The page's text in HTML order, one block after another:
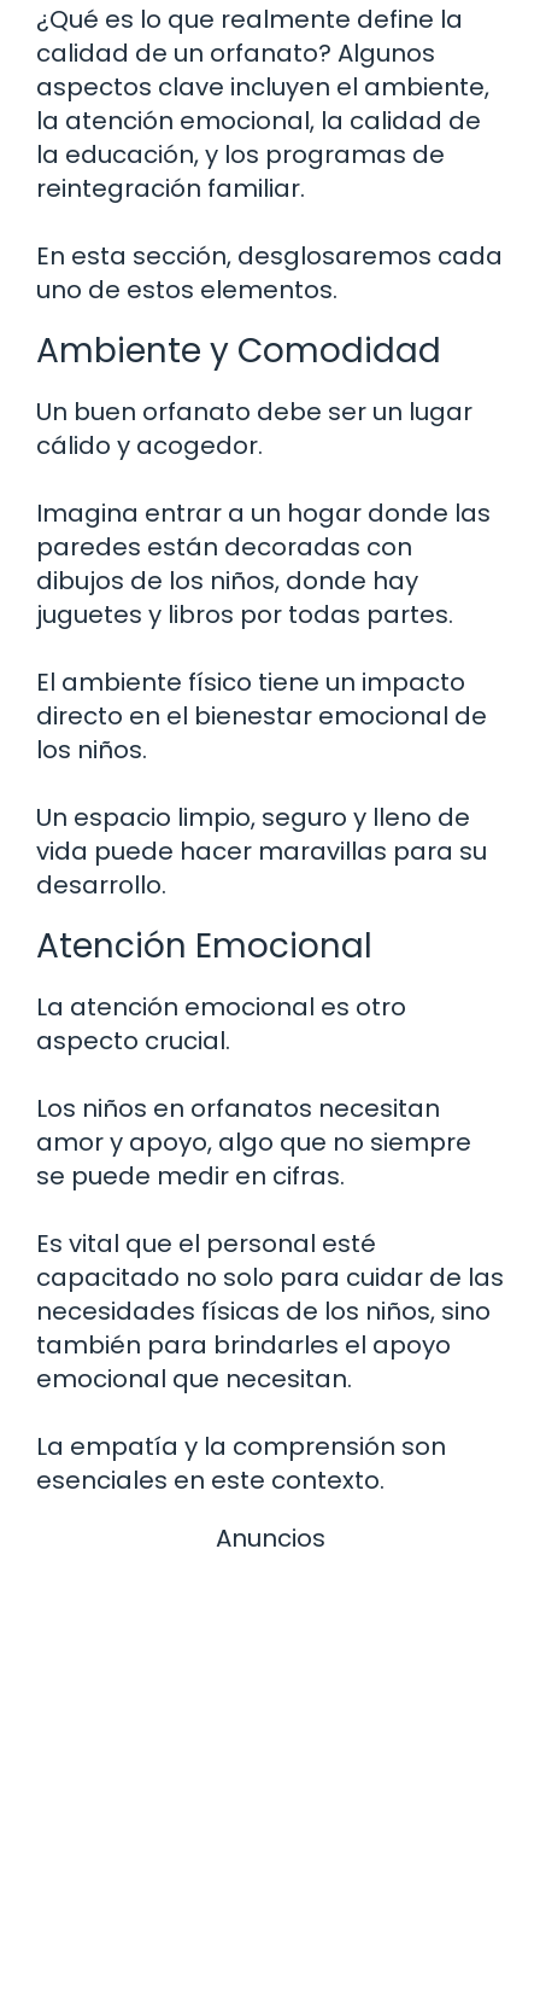
¿Qué es lo que realmente define la
calidad de un orfanato? Algunos
aspectos clave incluyen el ambiente,
la atención emocional, la calidad de
la educación, y los programas de
reintegración familiar.
En esta sección, desglosaremos cada
uno de estos elementos.
Ambiente y Comodidad
Un buen orfanato debe ser un lugar
cálido y acogedor.
Imagina entrar a un hogar donde las
paredes están decoradas con
dibujos de los niños, donde hay
juguetes y libros por todas partes.
El ambiente físico tiene un impacto
directo en el bienestar emocional de
los niños.
Un espacio limpio, seguro y lleno de
vida puede hacer maravillas para su
desarrollo.
Atención Emocional
La atención emocional es otro
aspecto crucial.
Los niños en orfanatos necesitan
amor y apoyo, algo que no siempre
se puede medir en cifras.
Es vital que el personal esté
capacitado no solo para cuidar de las
necesidades físicas de los niños, sino
también para brindarles el apoyo
emocional que necesitan.
La empatía y la comprensión son
esenciales en este contexto.
Anuncios